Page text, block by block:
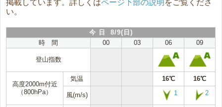
掲載しています。詳しくはページ下部の説明 をご覧くださ
い。
今 日 8/9(日)
時 間
00 03 06 09
登山指数
高度2000m付近
（800hPa）
気温 16℃ 16℃
風(m/s) 1 2